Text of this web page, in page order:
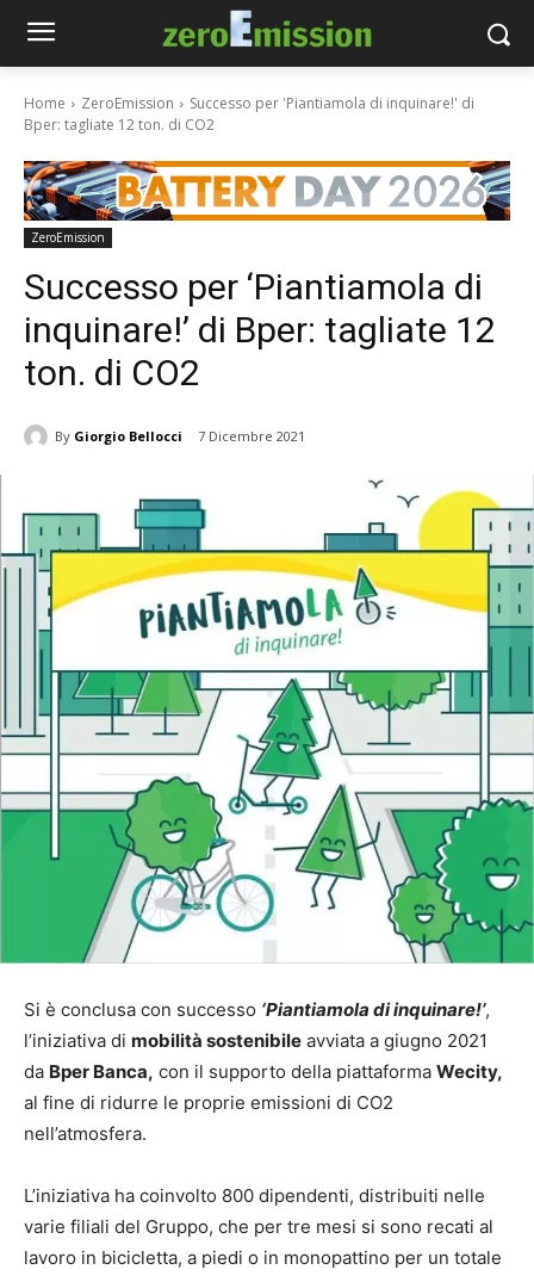
Home ZeroEmission
Successo per 'Piantiamola di inquinare!' di
Bper: tagliate 12 ton. di CO2
ZeroEmission
Successo per ‘Piantiamola di
inquinare!’ di Bper: tagliate 12
ton. di CO2
By Giorgio Bellocci 7 Dicembre 2021
Si è conclusa con successo ‘Piantiamola di inquinare!’,
l’iniziativa di mobilità sostenibile avviata a giugno 2021
da Bper Banca, con il supporto della piattaforma Wecity,
al fine di ridurre le proprie emissioni di CO2
nell’atmosfera.
L’iniziativa ha coinvolto 800 dipendenti, distribuiti nelle
varie filiali del Gruppo, che per tre mesi si sono recati al
lavoro in bicicletta, a piedi o in monopattino per un totale